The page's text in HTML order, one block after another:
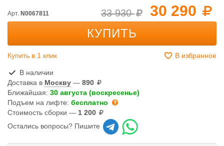
30 290
33 930
Арт. N0067811
КУПИТЬ
Купить в 1 клик В избранное
В наличии
Доставка в Москву — 890
Ближайшая: 30 августа (воскресенье)
Подъем на лифте: бесплатно
Стоимость сборки — 1 200
Остались вопросы? Пишите